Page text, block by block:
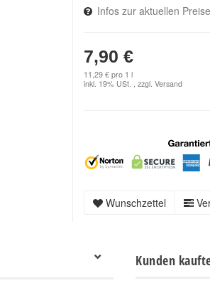
Infos zur aktuellen
7,90 €
11,29 € pro 1 l
inkl. 19% USt. , zzgl.Versand
Wunschzettel
Kunden